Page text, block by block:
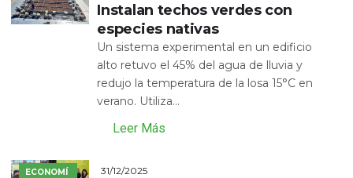
Instalan techos verdes con
especies nativas
Un sistema experimental en un edificio
alto retuvo el 45% del agua de lluvia y
redujo la temperatura de la losa 15°C en
verano. Utiliza...
Leer Más
ECONOMÍ
31/12/2025